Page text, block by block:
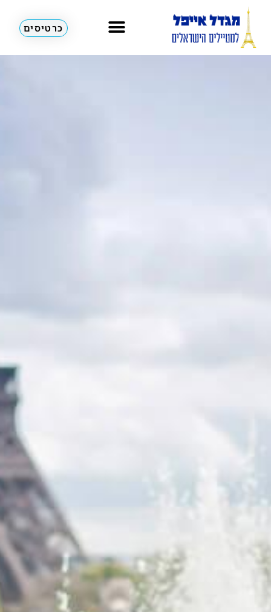
כרטיסים